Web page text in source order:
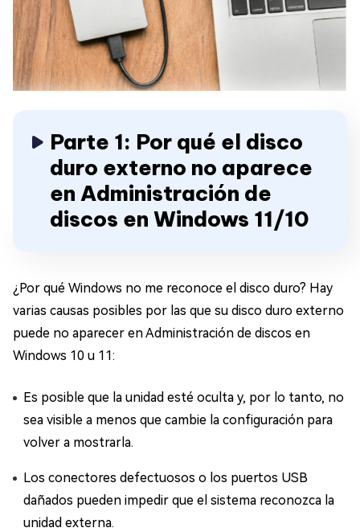
Parte 1: Por qué el disco
duro externo no aparece
en Administración de
discos en Windows 11/10
¿Por qué Windows no me reconoce el disco duro? Hay
varias causas posibles por las que su disco duro externo
puede no aparecer en Administración de discos en
Windows 10 u 11:
Es posible que la unidad esté oculta y, por lo tanto, no
sea visible a menos que cambie la configuración para
volver a mostrarla.
Los conectores defectuosos o los puertos USB
dañados pueden impedir que el sistema reconozca la
unidad externa.